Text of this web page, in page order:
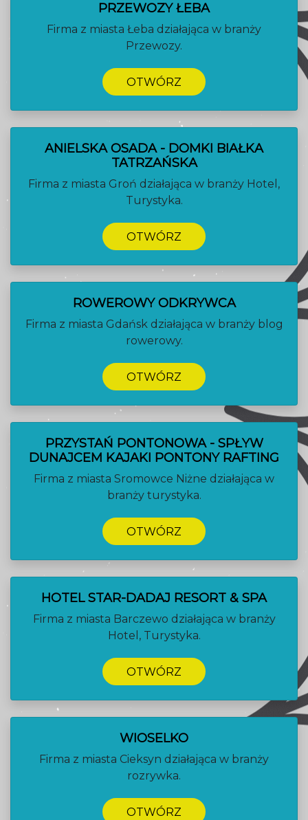
PRZEWOZY ŁEBA
Firma z miasta Łeba działająca w branży
Przewozy.
OTWÓRZ
ANIELSKA OSADA - DOMKI BIAŁKA
TATRZAŃSKA
Firma z miasta Groń działająca w branży Hotel,
Turystyka.
OTWÓRZ
ROWEROWY ODKRYWCA
Firma z miasta Gdańsk działająca w branży blog
rowerowy.
OTWÓRZ
PRZYSTAŃ PONTONOWA - SPŁYW
DUNAJCEM KAJAKI PONTONY RAFTING
Firma z miasta Sromowce Niżne działająca w
branży turystyka.
OTWÓRZ
HOTEL STAR-DADAJ RESORT & SPA
Firma z miasta Barczewo działająca w branży
Hotel, Turystyka.
OTWÓRZ
WIOSELKO
Firma z miasta Cieksyn działająca w branży
rozrywka.
OTWÓRZ